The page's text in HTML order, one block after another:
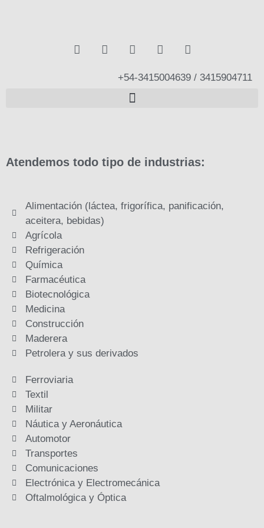
+54-3415004639 / 3415904711
Atendemos todo tipo de industrias:
Alimentación (láctea, frigorífica, panificación,
aceitera, bebidas)
Agrícola
Refrigeración
Química
Farmacéutica
Biotecnológica
Medicina
Construcción
Maderera
Petrolera y sus derivados
Ferroviaria
Textil
Militar
Náutica y Aeronáutica
Automotor
Transportes
Comunicaciones
Electrónica y Electromecánica
Oftalmológica y Óptica